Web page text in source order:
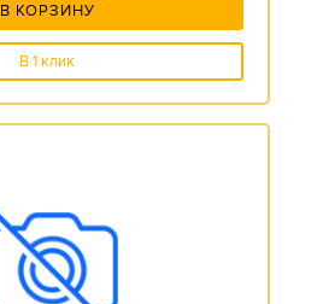
В КОРЗИНУ
В 1 клик